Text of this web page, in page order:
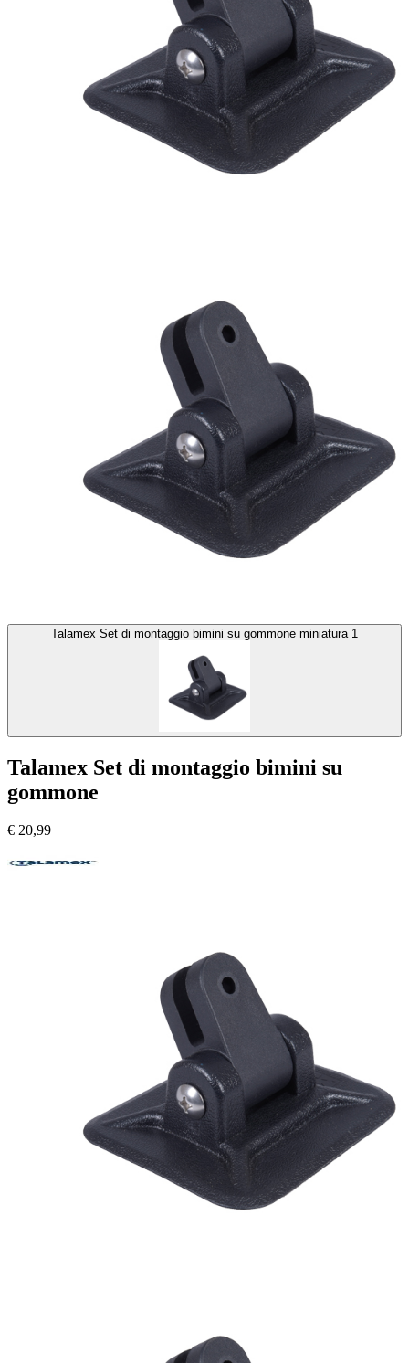
Talamex Set di montaggio bimini su gommone miniatura 1
Talamex Set di montaggio bimini su
gommone
€ 20,99